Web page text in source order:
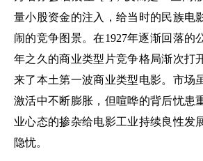
量小股资金的注入，给当时的民族电
闹的竞争图景。在1927年逐渐回落的
年之久的商业类型片竞争格局渐次打
来了本土第一波商业类型电影。市场
激活中不断膨胀，但喧哗的背后忧患
业心态的掺杂给电影工业持续良性发
隐忧。